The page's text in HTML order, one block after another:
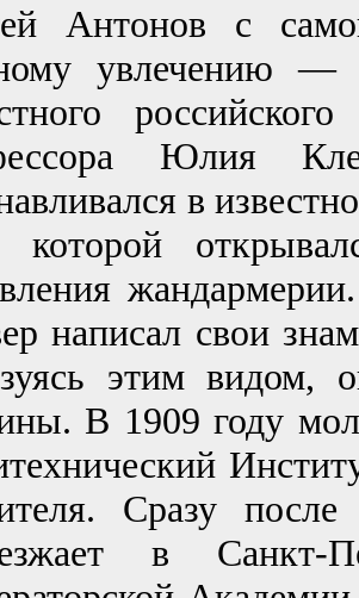
Антонов с
увлечению —
Юлия
в
которой
написал свои
этим видом,
В 1909 году
Сразу
в Санкт-